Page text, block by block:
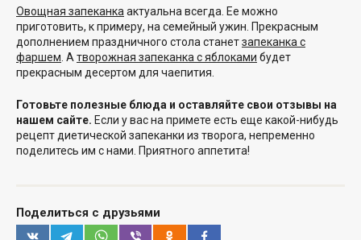
Овощная запеканка актуальна всегда. Ее можно
приготовить, к примеру, на семейный ужин. Прекрасным
дополнением праздничного стола станетзапеканка с
фаршем . А творожная запеканка с яблоками будет
прекрасным десертом для чаепития.
Готовьте полезные блюда и оставляйте свои отзывы на
нашем сайте. Если у вас на примете есть еще какой-нибудь
рецепт диетической запеканки из творога, непременно
поделитесь им с нами. Приятного аппетита!
Поделиться с друзьями